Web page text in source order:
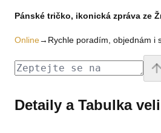
Pánské tričko, ikonická zpráva ze
Online→ Rychle poradím, objednám i
Detaily a Tabulka